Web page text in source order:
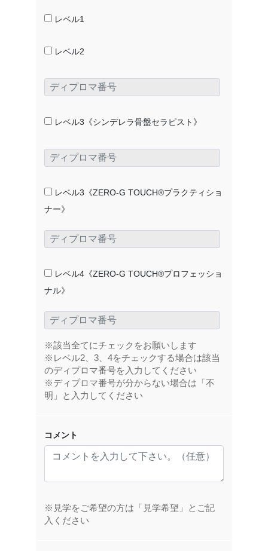
レベル1
レベル2
レベル3《シンデレラ骨盤セラピスト》
レベル3《ZERO-G TOUCH®プラクティショ
ナー》
レベル4《ZERO-G TOUCH®プロフェッショ
ナル》
※該当全てにチェックをお願いします
※レベル2、3、4をチェックする場合は該当
のディプロマ番号を入力してください
※ディプロマ番号が分からない場合は「不
明」と入力してください
コメント
※見学をご希望の方は「見学希望」とご記
入ください